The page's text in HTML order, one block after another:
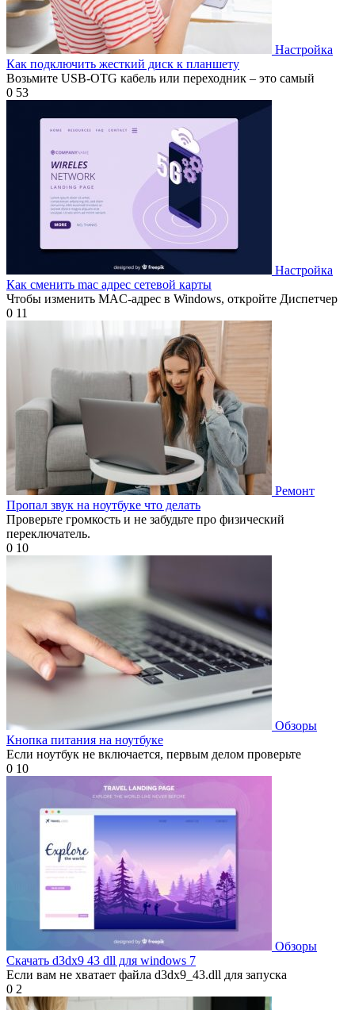
Настройка
Как подключить жесткий диск к планшету
Возьмите USB-OTG кабель или переходник – это самый
0 53
Настройка
Как сменить mac адрес сетевой карты
Чтобы изменить MAC-адрес в Windows, откройте Диспетчер
0 11
Ремонт
Пропал звук на ноутбуке что делать
Проверьте громкость и не забудьте про физический
переключатель.
0 10
Обзоры
Кнопка питания на ноутбуке
Если ноутбук не включается, первым делом проверьте
0 10
Обзоры
Скачать d3dx9 43 dll для windows 7
Если вам не хватает файла d3dx9_43.dll для запуска
0 2